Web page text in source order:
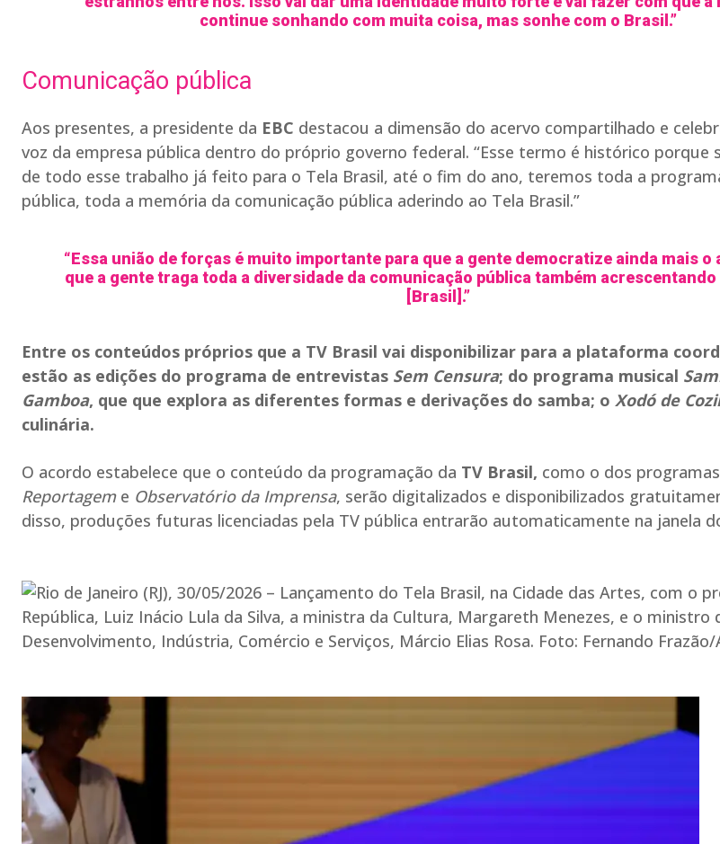
continue sonhando com muita coisa, mas sonhe com o Brasil.”
Comunicação pública
Aos presentes, a presidente da EBC destacou a dimensão do acervo compartilhado e
voz da empresa pública dentro do próprio governo federal. “Esse termo é histórico porque
de todo esse trabalho já feito para o Tela Brasil, até o fim do ano, teremos toda a
pública, toda a memória da comunicação pública aderindo ao Tela Brasil.”
“Essa união de forças é muito importante para que a gente democratize ainda mais o
que a gente traga toda a diversidade da comunicação pública também acrescentando
[Brasil].”
Entre os conteúdos próprios que a TV Brasil vai disponibilizar para a plataforma
estão as edições do programa de entrevistas Sem Censura; do programa musical
Gamboa, que que explora as diferentes formas e derivações do samba; o Xodó de
culinária.
O acordo estabelece que o conteúdo da programação da TV Brasil, como o dos programas
Reportageme Observatório da Imprensa, serão digitalizados e disponibilizados
disso, produções futuras licenciadas pela TV pública entrarão automaticamente na janela